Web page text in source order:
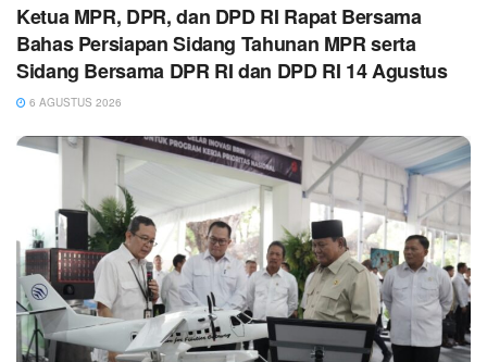
Ketua MPR, DPR, dan DPD RI Rapat Bersama
Bahas Persiapan Sidang Tahunan MPR serta
Sidang Bersama DPR RI dan DPD RI 14 Agustus
6 AGUSTUS 2026